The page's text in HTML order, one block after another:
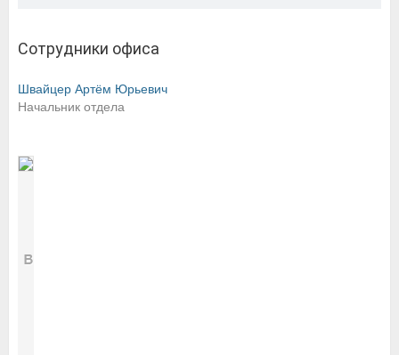
Сотрудники офиса
Швайцер Артём Юрьевич
Начальник отдела